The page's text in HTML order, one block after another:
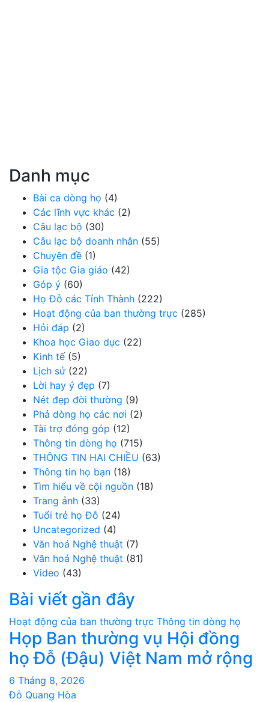
Danh mục
Bài ca dòng họ (4)
Các lĩnh vực khác (2)
Câu lạc bộ (30)
Câu lạc bộ doanh nhân (55)
Chuyên đề (1)
Gia tộc Gia giáo (42)
Góp ý (60)
Họ Đỗ các Tỉnh Thành (222)
Hoạt động của ban thường trực (285)
Hỏi đáp (2)
Khoa học Giao dục (22)
Kinh tế(5)
Lịch sử(22)
Lời hay ý đẹp (7)
Nét đẹp đời thường (9)
Phả dòng họ các nơi (2)
Tài trợ đóng góp (12)
Thông tin dòng họ (715)
THÔNG TIN HAI CHIỀU (63)
Thông tin họ bạn (18)
Tìm hiểu về cội nguồn (18)
Trang ảnh (33)
Tuổi trẻ họ Đỗ (24)
Uncategorized (4)
Văn hoá Nghệ thuật (7)
Văn hoá Nghệ thuật (81)
Video (43)
Bài viết gần đây
Hoạt động của ban thường trực Thông tin dòng họ
Họp Ban thường vụ Hội đồng
họ Đỗ (Đậu) Việt Nam mở rộng
6 Tháng 8, 2026
Đỗ Quang Hòa